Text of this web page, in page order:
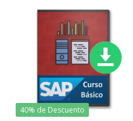
40% de Descuento